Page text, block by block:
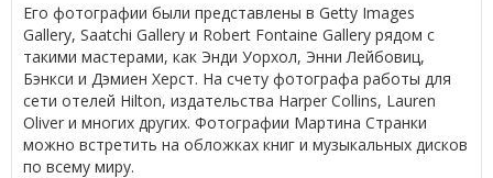
Его фотографии были представлены в Getty Images
Gallery, Saatchi Gallery и Robert Fontaine Gallery рядом с
такими мастерами, как Энди Уорхол, Энни Лейбовиц,
Бэнкси и Дэмиен Херст. На счету фотографа работы для
сети отелей Hilton, издательства Harper Collins, Lauren
Oliver и многих других. Фотографии Мартина Странки
можно встретить на обложках книг и музыкальных дисков
по всему миру.